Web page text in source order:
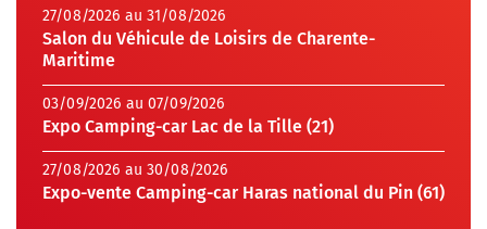
27/08/2026 au 31/08/2026
Salon du Véhicule de Loisirs de Charente-
Maritime
03/09/2026 au 07/09/2026
Expo Camping-car Lac de la Tille (21)
27/08/2026 au 30/08/2026
Expo-vente Camping-car Haras national du Pin (61)